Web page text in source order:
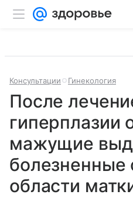
Консультации Гинекология
После
гиперплазии
мажущие
области